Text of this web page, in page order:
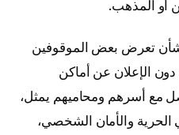
أو المذهب.
بشأن تعرض بعض الموقوفين
الإعلان عن أماكن
مع أسرهم ومحاميهم يمثل،
الحرية والأمان الشخصي،